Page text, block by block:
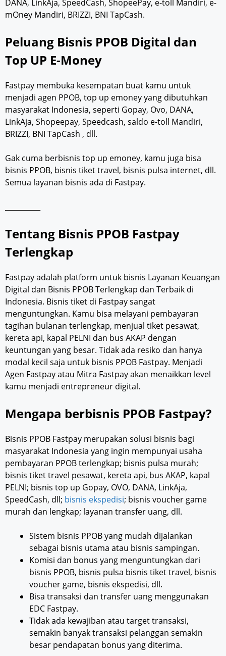
DANA, LinkAja, SpeedCash, ShopeePay, e-toll Mandiri, e-
mOney Mandiri, BRIZZI, BNI TapCash.
Peluang Bisnis PPOB Digital dan
Top UP E-Money
Fastpay membuka kesempatan buat kamu untuk
menjadi agen PPOB, top up emoney yang dibutuhkan
masyarakat Indonesia, seperti Gopay, Ovo, DANA,
LinkAja, Shopeepay, Speedcash, saldo e-toll Mandiri,
BRIZZI, BNI TapCash , dll.
Gak cuma berbisnis top up emoney, kamu juga bisa
bisnis PPOB, bisnis tiket travel, bisnis pulsa internet, dll.
Semua layanan bisnis ada di Fastpay.
Tentang Bisnis PPOB Fastpay
Terlengkap
Fastpay adalah platform untuk bisnis Layanan Keuangan
Digital dan Bisnis PPOB Terlengkap dan Terbaik di
Indonesia. Bisnis tiket di Fastpay sangat
menguntungkan. Kamu bisa melayani pembayaran
tagihan bulanan terlengkap, menjual tiket pesawat,
kereta api, kapal PELNI dan bus AKAP dengan
keuntungan yang besar. Tidak ada resiko dan hanya
modal kecil saja untuk bisnis PPOB Fastpay. Menjadi
Agen Fastpay atau Mitra Fastpay akan menaikkan level
kamu menjadi entrepreneur digital.
Mengapa berbisnis PPOB Fastpay?
Bisnis PPOB Fastpay merupakan solusi bisnis bagi
masyarakat Indonesia yang ingin mempunyai usaha
pembayaran PPOB terlengkap; bisnis pulsa murah;
bisnis tiket travel pesawat, kereta api, bus AKAP, kapal
PELNI; bisnis top up Gopay, OVO, DANA, LinkAja,
SpeedCash, dll; bisnis ekspedisi; bisnis voucher game
murah dan lengkap; layanan transfer uang, dll.
Sistem bisnis PPOB yang mudah dijalankan
sebagai bisnis utama atau bisnis sampingan.
Komisi dan bonus yang menguntungkan dari
bisnis PPOB, bisnis pulsa bisnis tiket travel, bisnis
voucher game, bisnis ekspedisi, dll.
Bisa transaksi dan transfer uang menggunakan
EDC Fastpay.
Tidak ada kewajiban atau target transaksi,
semakin banyak transaksi pelanggan semakin
besar pendapatan bonus yang diterima.